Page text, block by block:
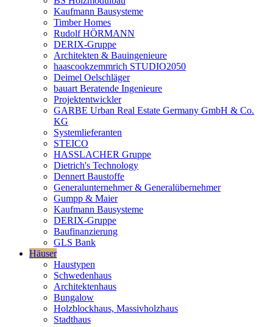
Kaufmann Bausysteme
Timber Homes
Rudolf HÖRMANN
DERIX-Gruppe
Architekten & Bauingenieure
haascookzemmrich STUDIO2050
Deimel Oelschläger
bauart Beratende Ingenieure
Projektentwickler
GARBE Urban Real Estate Germany GmbH & Co.
KG
Systemlieferanten
STEICO
HASSLACHER Gruppe
Dietrich's Technology
Dennert Baustoffe
Generalunternehmer & Generalübernehmer
Gumpp & Maier
Kaufmann Bausysteme
DERIX-Gruppe
Baufinanzierung
GLS Bank
Häuser
Haustypen
Schwedenhaus
Architektenhaus
Bungalow
Holzblockhaus, Massivholzhaus
Stadthaus